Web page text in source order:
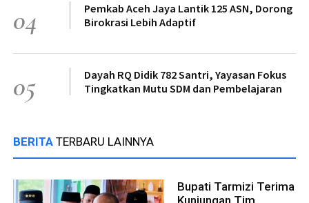
04
Pemkab Aceh Jaya Lantik 125 ASN, Dorong
Birokrasi Lebih Adaptif
05
Dayah RQ Didik 782 Santri, Yayasan Fokus
Tingkatkan Mutu SDM dan Pembelajaran
BERITA TERBARU LAINNYA
Bupati Tarmizi Terima
Kunjungan Tim